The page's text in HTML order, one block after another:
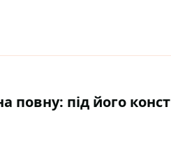
повну: під його